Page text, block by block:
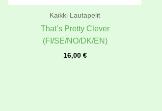
Kaikki Lautapelit
That’s Pretty Clever
(FI/SE/NO/DK/EN)
16,00 €